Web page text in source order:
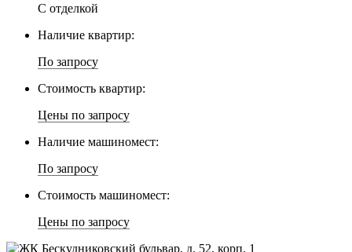
С отделкой
Наличие квартир:
По запросу
Стоимость квартир:
Цены по запросу
Наличие машиномест:
По запросу
Стоимость машиномест:
Цены по запросу